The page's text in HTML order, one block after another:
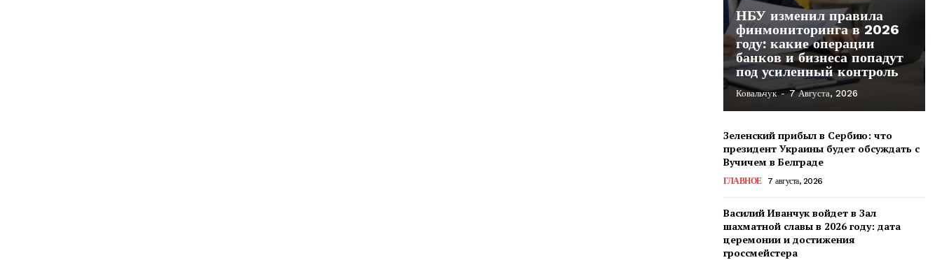
НБУ изменил правила
финмониторинга в 2026
году: какие операции
банков и бизнеса попадут
под усиленный контроль
Ковальчук - 7 Августа, 2026
Зеленский прибыл в Сербию: что
президент Украины будет обсуждать с
Вучичем в Белграде
ГЛАВНОЕ 7 августа, 2026
Василий Иванчук войдет в Зал
шахматной славы в 2026 году: дата
церемонии и достижения
гроссмейстера